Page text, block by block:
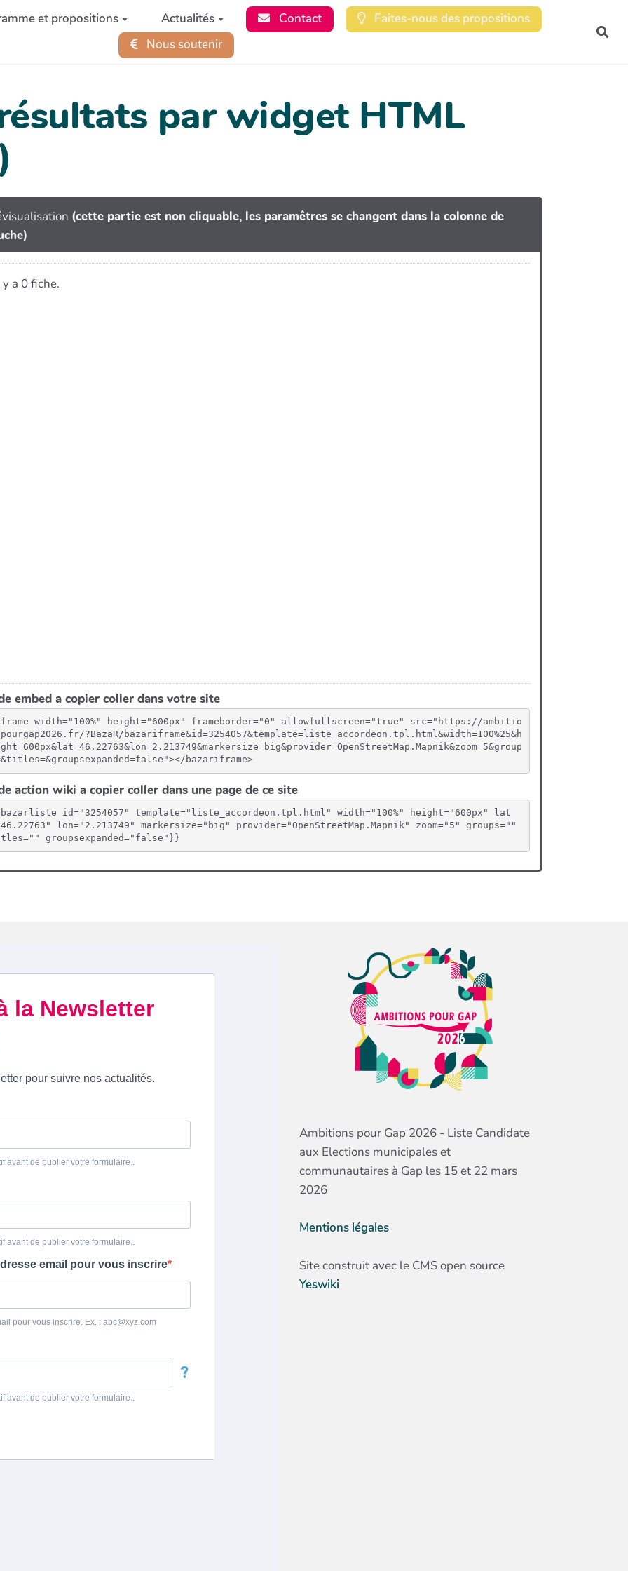
et propositions Actualités Contact
Faites-nous des propositions
Nous soutenir
par widget HTML
(cette partie est non cliquable, les paramêtres se changent dans la colonne de
embed a copier coller dans votre site
width="100%" height="600px" frameborder="0" allowfullscreen="true" src="https://ambitio
?BazaR/bazariframe&id=3254057&template=liste_accordeon.tpl.html&width=100%25&h
bazariframe>
action wiki a copier coller dans une page de ce site
id="3254057" template="liste_accordeon.tpl.html" width="100%" height="600px" lat
lon="2.213749" markersize="big" provider="OpenStreetMap.Mapnik" zoom="5" groups=""
groupsexpanded="false"}}
Ambitions pour Gap 2026 - Liste Candidate
aux Elections municipales et
communautaires à Gap les 15 et 22 mars
2026
Mentions légales
Site construit avec le CMS open source
Yeswiki